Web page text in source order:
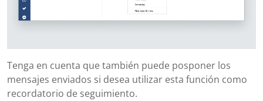
Tenga en cuenta que también puede posponer los
mensajes enviados si desea utilizar esta función como
recordatorio de seguimiento.